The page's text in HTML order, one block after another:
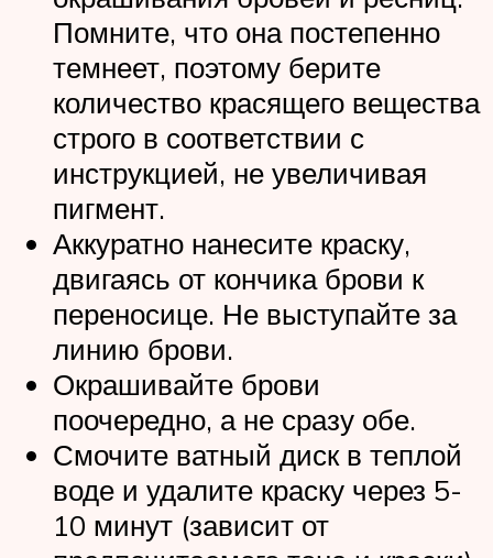
Помните, что она постепенно
темнеет, поэтому берите
количество красящего вещества
строго в соответствии с
инструкцией, не увеличивая
пигмент.
Аккуратно нанесите краску,
двигаясь от кончика брови к
переносице. Не выступайте за
линию брови.
Окрашивайте брови
поочередно, а не сразу обе.
Смочите ватный диск в теплой
воде и удалите краску через 5-
10 минут (зависит от